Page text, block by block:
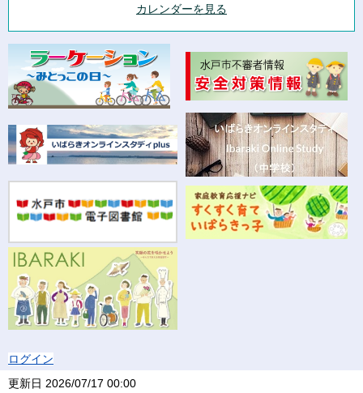
カレンダーを見る
更新日 2026/07/17 00:00
ログイン